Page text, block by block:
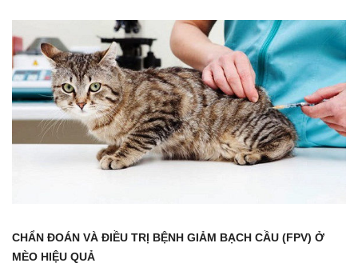
CHẨN ĐOÁN VÀ ĐIỀU TRỊ BỆNH GIẢM BẠCH CẦU (FPV) Ở
MÈO HIỆU QUẢ